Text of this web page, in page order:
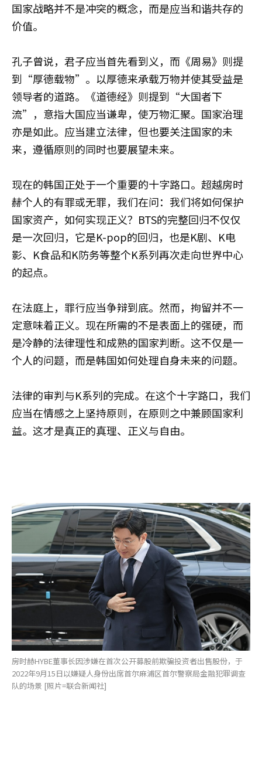
国家战略并不是冲突的概念，而是应当和谐共存的
价值。
孔子曾说，君子应当首先看到义，而《周易》则提
到“厚德载物”。以厚德来承载万物并使其受益是
领导者的道路。《道德经》则提到“大国者下
流”，意指大国应当谦卑，使万物汇聚。国家治理
亦是如此。应当建立法律，但也要关注国家的未
来，遵循原则的同时也要展望未来。
现在的韩国正处于一个重要的十字路口。超越房时
赫个人的有罪或无罪，我们在问：我们将如何保护
国家资产，如何实现正义？BTS的完整回归不仅仅
是一次回归，它是K-pop的回归，也是K剧、K电
影、K食品和K防务等整个K系列再次走向世界中心
的起点。
在法庭上，罪行应当争辩到底。然而，拘留并不一
定意味着正义。现在所需的不是表面上的强硬，而
是冷静的法律理性和成熟的国家判断。这不仅是一
个人的问题，而是韩国如何处理自身未来的问题。
法律的审判与K系列的完成。在这个十字路口，我们
应当在情感之上坚持原则，在原则之中兼顾国家利
益。这才是真正的真理、正义与自由。
房时赫HYBE董事长因涉嫌在首次公开募股前欺骗投资者出售股份，于
2022年9月15日以嫌疑人身份出席首尔麻浦区首尔警察局金融犯罪调查
队的场景 [照片=联合新闻社]